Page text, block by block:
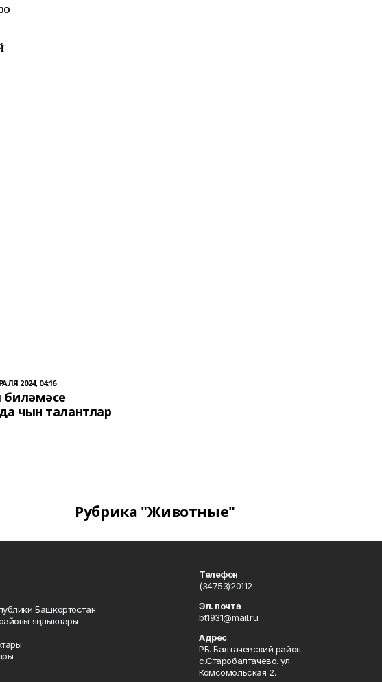
2024, 04:16
биләмәсе
чын талантлар
Рубрика "Животные"
Башкортостан
яңалыклары
Телефон
(34753)20112
Эл. почта
bt1931@mail.ru
Адрес
РБ. Балтачевский район.
с.Старобалтачево. ул.
Комсомольская 2.